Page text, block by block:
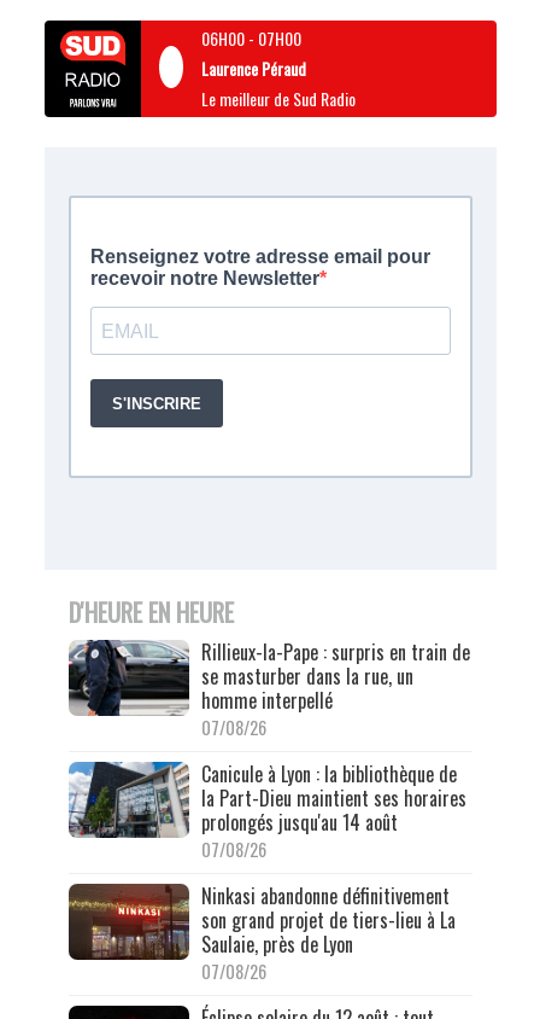
06H00- 07H00
Laurence Péraud
Le meilleur de Sud Radio
D'HEURE EN HEURE
Rillieux-la-Pape : surpris en train de
se masturber dans la rue, un
homme interpellé
07/08/26
Canicule à Lyon : la bibliothèque de
la Part-Dieu maintient ses horaires
prolongés jusqu'au 14 août
07/08/26
Ninkasi abandonne définitivement
son grand projet de tiers-lieu à La
Saulaie, près de Lyon
07/08/26